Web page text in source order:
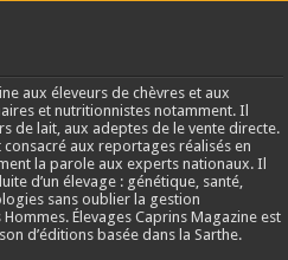
aux éleveurs de chèvres et aux
et nutritionnistes notamment. Il
de lait, aux adeptes de le vente directe.
aux reportages réalisés en
la parole aux experts nationaux. Il
d’un élevage : génétique, santé,
sans oublier la gestion
Élevages Caprins Magazine est
d’éditions basée dans la Sarthe.